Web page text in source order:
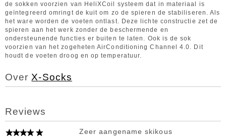
de sokken voorzien van HeliXCoil systeem dat in materiaal is
geïntegreerd omringt de kuit om zo de spieren de stabiliseren. Als
het ware worden de voeten ontlast. Deze lichte constructie zet de
spieren aan het werk zonder de beschermende en
ondersteunende functies er buiten te laten. Ook is de sok
voorzien van het zogeheten AirConditioning Channel 4.0. Dit
houdt de voeten droog en op temperatuur.
Over X-Socks
Reviews
Zeer aangename skikous